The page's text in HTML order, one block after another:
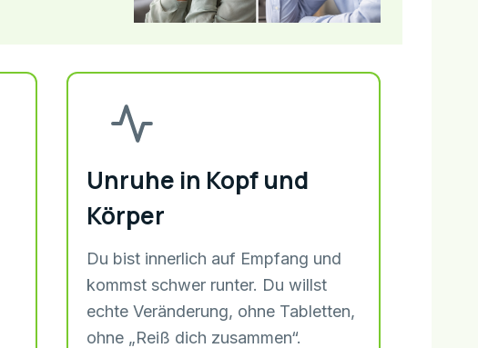
Unruhe in Kopf und
Körper
Du bist innerlich auf Empfang und
kommst schwer runter. Du willst
echte Veränderung, ohne Tabletten,
ohne „Reiß dich zusammen“.